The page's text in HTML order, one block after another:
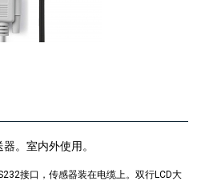
。室内外使用。
接口，传感器装在电缆上。双行LCD大